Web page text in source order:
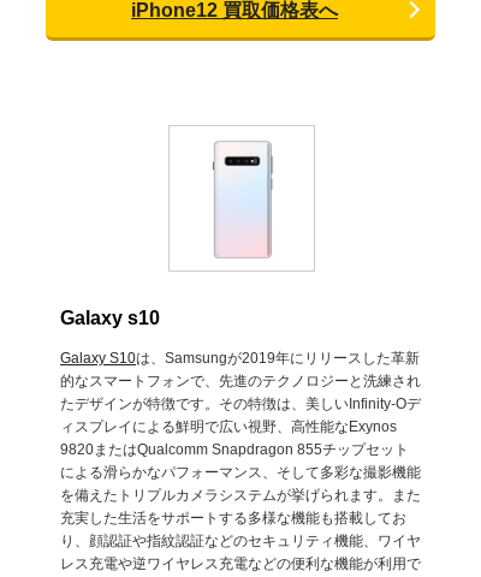
iPhone12 買取価格表へ
Galaxy s10
Galaxy S10は、Samsungが2019年にリリースした革新
的なスマートフォンで、先進のテクノロジーと洗練され
たデザインが特徴です。その特徴は、美しいInfinity-Oデ
ィスプレイによる鮮明で広い視野、高性能なExynos
9820またはQualcomm Snapdragon 855チップセット
による滑らかなパフォーマンス、そして多彩な撮影機能
を備えたトリプルカメラシステムが挙げられます。また
充実した生活をサポートする多様な機能も搭載してお
り、顔認証や指紋認証などのセキュリティ機能、ワイヤ
レス充電や逆ワイヤレス充電などの便利な機能が利用で